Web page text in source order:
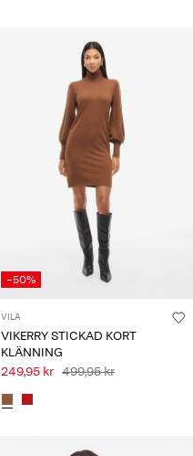
-50%
VILA
VIKERRY STICKAD KORT
KLÄNNING
249,95 kr 499,95 kr